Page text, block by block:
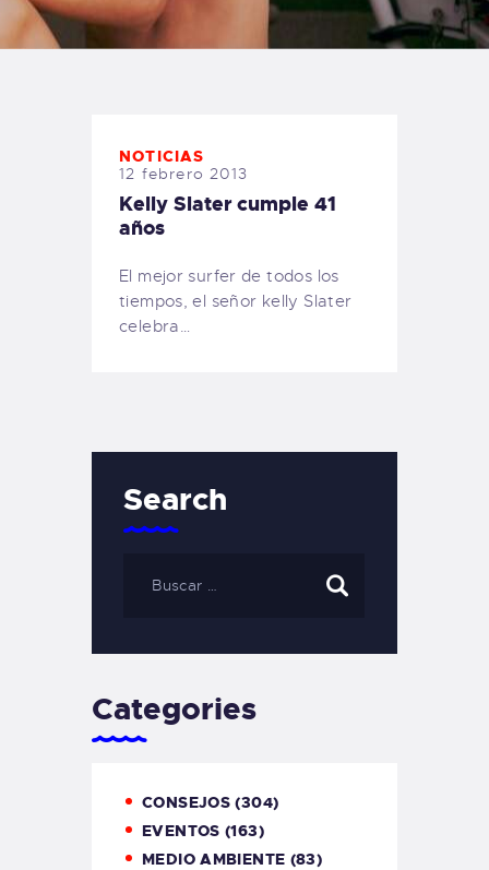
TIENDA FAMILY SURFERS
WEBCAM SALINAS
NOTICIAS
12 febrero 2013
Kelly Slater cumple 41
años
El mejor surfer de todos los
tiempos, el señor kelly Slater
celebra…
Search
Categories
CONSEJOS (304)
EVENTOS (163)
MEDIO AMBIENTE (83)